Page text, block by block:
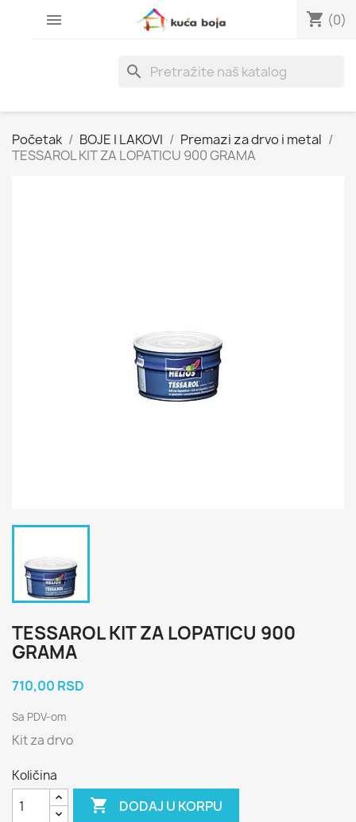
 shopping_cart (0)
search
Početak BOJE I LAKOVI
Premazi za drvo i metal
TESSAROL KIT ZA LOPATICU 900 GRAMA
TESSAROL KIT ZA LOPATICU 900
GRAMA
710,00 RSD
Sa PDV-om
Kit za drvo
Količina
 DODAJ U KORPU